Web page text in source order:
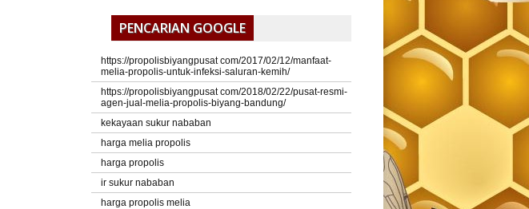
PENCARIAN GOOGLE
https://propolisbiyangpusat com/2017/02/12/manfaat-
melia-propolis-untuk-infeksi-saluran-kemih/
https://propolisbiyangpusat com/2018/02/22/pusat-resmi-
agen-jual-melia-propolis-biyang-bandung/
kekayaan sukur nababan
harga melia propolis
harga propolis
ir sukur nababan
harga propolis melia